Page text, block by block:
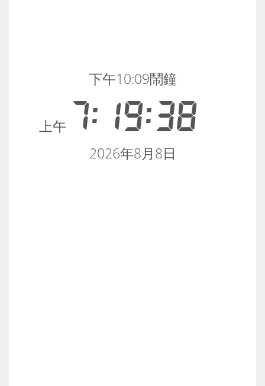
上午 7:19:39
下午10:09鬧鐘
2026年8月8日